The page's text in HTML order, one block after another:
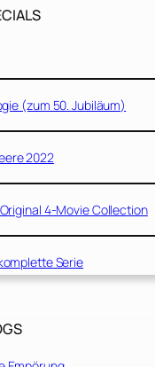
(zum 50. Jubiläum)
2022
4-Movie Collection
Serie